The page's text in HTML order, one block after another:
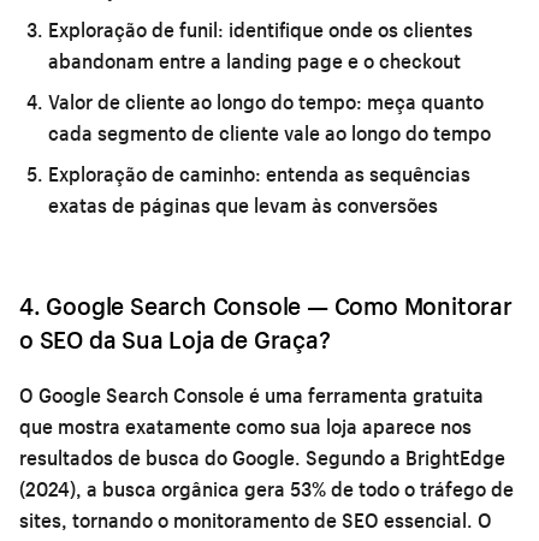
Exploração de funil: identifique onde os clientes
abandonam entre a landing page e o checkout
Valor de cliente ao longo do tempo: meça quanto
cada segmento de cliente vale ao longo do tempo
Exploração de caminho: entenda as sequências
exatas de páginas que levam às conversões
4. Google Search Console — Como Monitorar
o SEO da Sua Loja de Graça?
O Google Search Console é uma ferramenta gratuita
que mostra exatamente como sua loja aparece nos
resultados de busca do Google. Segundo a BrightEdge
(2024), a busca orgânica gera 53% de todo o tráfego de
sites, tornando o monitoramento de SEO essencial. O